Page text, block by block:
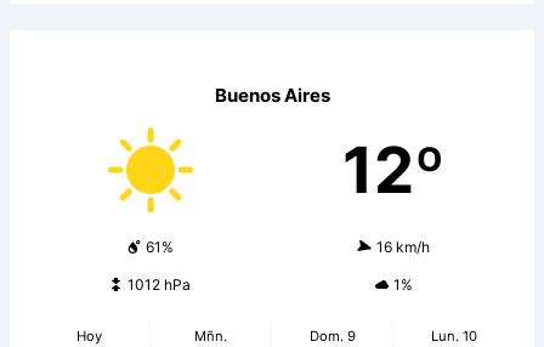
Buenos Aires
12º
61% 16 km/h
1012 hPa 1%
Hoy
Mñn.
Dom. 9
Lun. 10